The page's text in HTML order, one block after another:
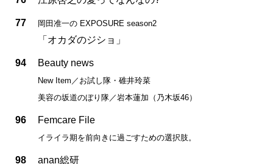
77 岡田准一の EXPOSURE season2
「オカダのジショ」
94 Beauty news
New Item／お試し隊・碓井玲菜
美容の坂道のぼり隊／岩本蓮加（乃木坂46）
96 Femcare File
イライラ期を前向きに過ごすための選択肢。
98 anan総研